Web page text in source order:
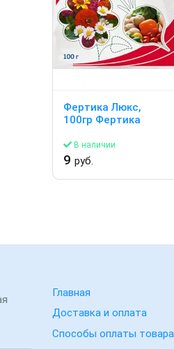
Фертика Люкс,
100гр Фертика
В наличии
9 руб.
Главная
Доставка и оплата
Способы оплаты товара